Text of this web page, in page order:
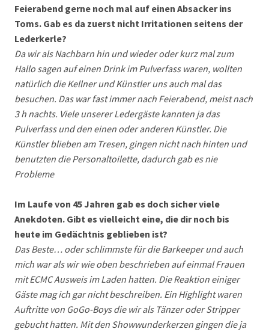
Feierabend gerne noch mal auf einen Absacker ins
Toms. Gab es da zuerst nicht Irritationen seitens der
Lederkerle?
Da wir als Nachbarn hin und wieder oder kurz mal zum
Hallo sagen auf einen Drink im Pulverfass waren, wollten
natürlich die Kellner und Künstler uns auch mal das
besuchen. Das war fast immer nach Feierabend, meist nach
3 h nachts. Viele unserer Ledergäste kannten ja das
Pulverfass und den einen oder anderen Künstler. Die
Künstler blieben am Tresen, gingen nicht nach hinten und
benutzten die Personaltoilette, dadurch gab es nie
Probleme
Im Laufe von 45 Jahren gab es doch sicher viele
Anekdoten. Gibt es vielleicht eine, die dir noch bis
heute im Gedächtnis geblieben ist?
Das Beste… oder schlimmste für die Barkeeper und auch
mich war als wir wie oben beschrieben auf einmal Frauen
mit ECMC Ausweis im Laden hatten. Die Reaktion einiger
Gäste mag ich gar nicht beschreiben. Ein Highlight waren
Auftritte von GoGo-Boys die wir als Tänzer oder Stripper
gebucht hatten. Mit den Showwunderkerzen gingen die ja